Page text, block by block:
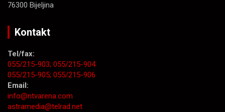
76300 Bijeljina
Kontakt
Tel/fax:
055/215-903; 055/215-904
055/215-905; 055/215-906
Email:
info@ntvarena.com
astramedia@telrad.net